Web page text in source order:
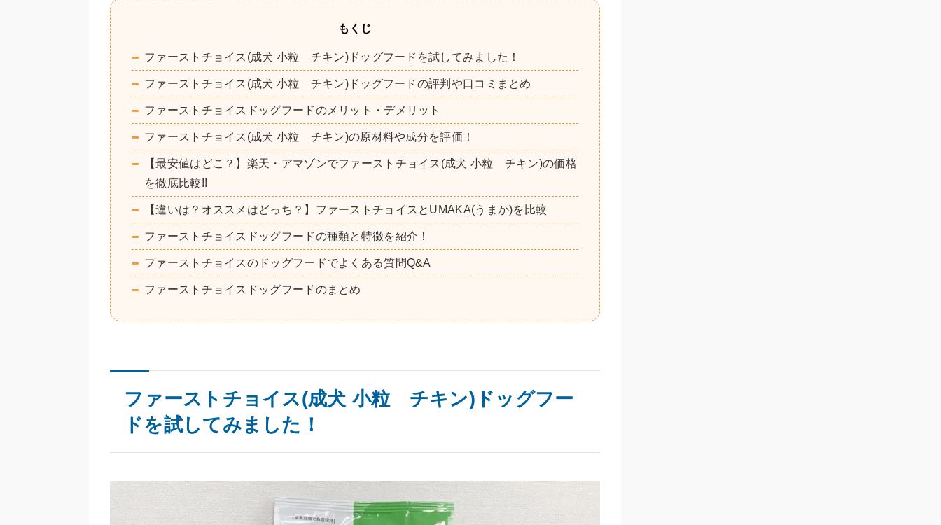
b
o
o
k
tt
er
a
もくじ
ファーストチョイス(成犬 小粒 チキン)ドッグフードを試してみました！
ファーストチョイス(成犬 小粒 チキン)ドッグフードの評判や口コミまとめ
ファーストチョイスドッグフードのメリット・デメリット
ファーストチョイス(成犬 小粒 チキン)の原材料や成分を評価！
【最安値はどこ？】楽天・アマゾンでファーストチョイス(成犬 小粒 チキン)の価格
を徹底比較!!
【違いは？オススメはどっち？】ファーストチョイスとUMAKA(うまか)を比較
ファーストチョイスドッグフードの種類と特徴を紹介！
ファーストチョイスのドッグフードでよくある質問Q&A
ファーストチョイスドッグフードのまとめ
ファーストチョイス(成犬 小粒 チキン)ドッグフー
ドを試してみました！